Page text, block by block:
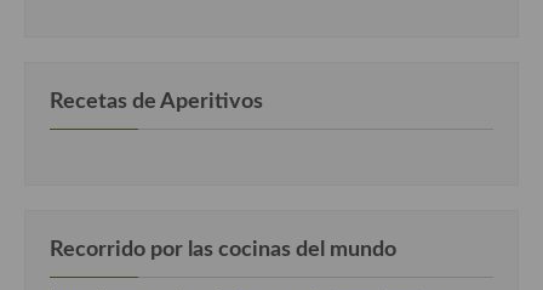
Recetas de Aperitivos
Recorrido por las cocinas del mundo